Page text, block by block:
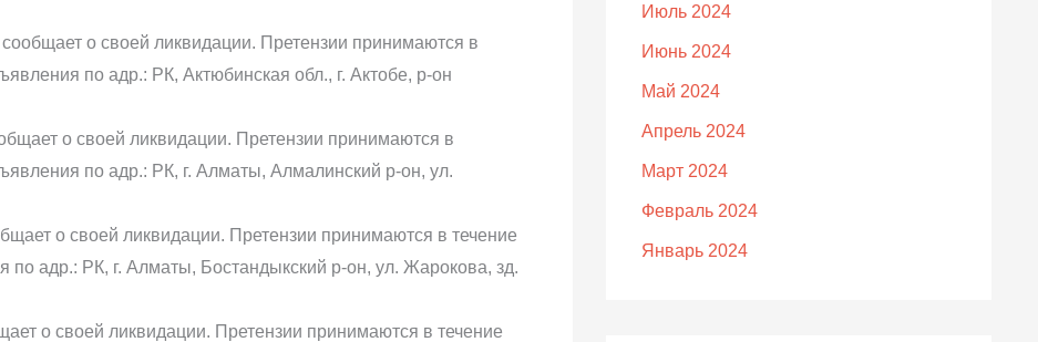
о своей ликвидации. Претензии принимаются в
по адр.: РК, Актюбинская обл., г. Актобе, р-он
о своей ликвидации. Претензии принимаются в
по адр.: РК, г. Алматы, Алмалинский р-он, ул.
о своей ликвидации. Претензии принимаются в течение
по адр.: РК, г. Алматы, Бостандыкский р-он, ул. Жарокова, зд.
о своей ликвидации. Претензии принимаются в течение
Июль 2024
Июнь 2024
Май 2024
Апрель 2024
Март 2024
Февраль 2024
Январь 2024